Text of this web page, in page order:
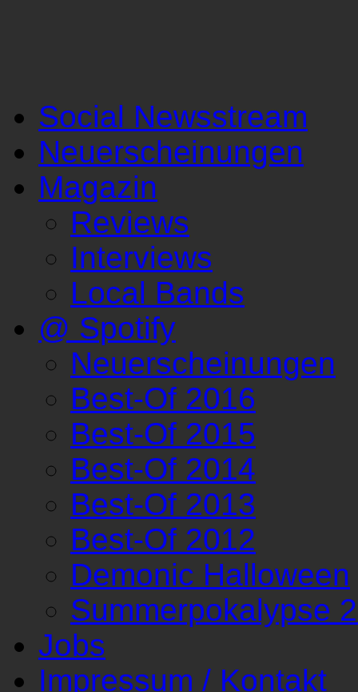
Social Newsstream
Neuerscheinungen
Magazin
Reviews
Interviews
Local Bands
@ Spotify
Neuerscheinungen
Best-Of 2016
Best-Of 2015
Best-Of 2014
Best-Of 2013
Best-Of 2012
Demonic Halloween
Summerpokalypse
Jobs
Impressum / Kontakt